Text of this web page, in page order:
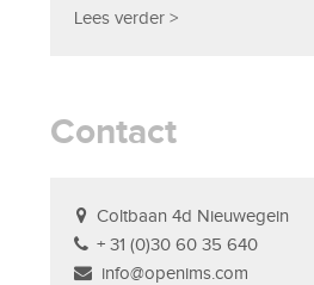
Lees verder >
Contact
Coltbaan 4d Nieuwegein
+ 31 (0)30 60 35 640
info@openims.com